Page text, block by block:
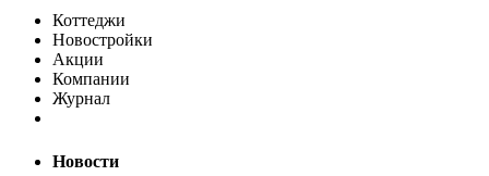
Коттеджи
Новостройки
Акции
Компании
Журнал
Новости